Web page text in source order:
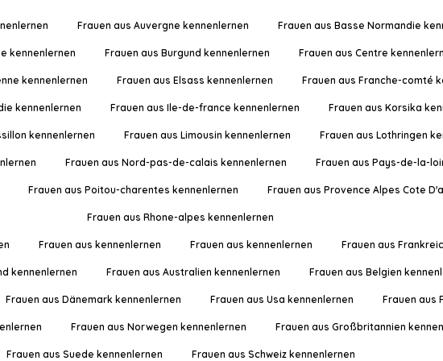
Frauen aus Auvergne kennenlernen Frauen aus Basse Normandie
kennenlernen Frauen aus Burgund kennenlernen Frauen aus Centre
kennenlernen Frauen aus Elsass kennenlernen Frauen aus Franche-comté
kennenlernen Frauen aus Ile-de-france kennenlernen Frauen aus Korsika
kennenlernen Frauen aus Limousin kennenlernen Frauen aus Lothringen
Frauen aus Nord-pas-de-calais kennenlernen Frauen aus Pays-de-la-
Frauen aus Poitou-charentes kennenlernen Frauen aus Provence Alpes Cote
Frauen aus Rhone-alpes kennenlernen
Frauen aus kennenlernen Frauen aus kennenlernen Frauen aus
kennenlernen Frauen aus Australien kennenlernen Frauen aus Belgien
Frauen aus Dänemark kennenlernen Frauen aus Usa kennenlernen Frauen aus
Frauen aus Norwegen kennenlernen Frauen aus Großbritannien
Frauen aus Suede kennenlernen Frauen aus Schweiz kennenlernen